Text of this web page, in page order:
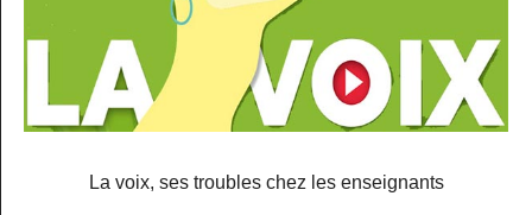
La voix, ses troubles chez les enseignants